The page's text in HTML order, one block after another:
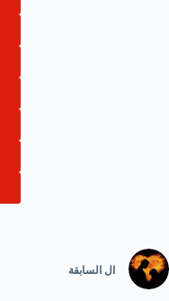
ال السابقة